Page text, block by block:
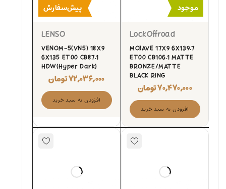
موجود
LockOffroad
MOJAVE 17X9 6X139.7
ET00 CB106.1 MATTE
BRONZE/MATTE
BLACK RING
۷۰,۴۷۰,۰۰۰تومان
افزودن به سبد خرید
پیش‌سفارش
LENSO
VENOM-5(VN5) 18X9
6X135 ET00 CB87.1
HDW(Hyper Dark)
۷۲,۰۳۶,۰۰۰تومان
افزودن به سبد خرید